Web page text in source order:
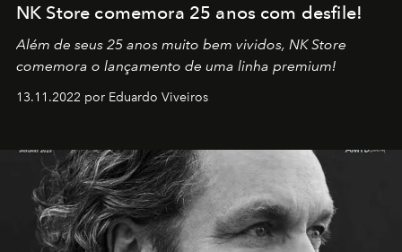
NK Store comemora 25 anos com desfile!
Além de seus 25 anos muito bem vividos, NK Store
comemora o lançamento de uma linha premium!
13.11.2022 por Eduardo Viveiros